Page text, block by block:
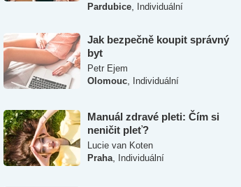
Pardubice
Individuální
Jak bezpečně koupit správný
byt
Petr Ejem
Olomouc
Individuální
Manuál zdravé pleti: Čím si
neničit pleť?
Lucie van Koten
Praha
Individuální